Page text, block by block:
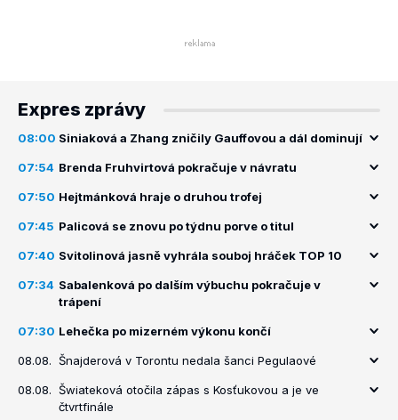
Expres zprávy
08:00 Siniaková a Zhang zničily Gauffovou a dál dominují
07:54 Brenda Fruhvirtová pokračuje v návratu
07:50 Hejtmánková hraje o druhou trofej
07:45 Palicová se znovu po týdnu porve o titul
07:40 Svitolinová jasně vyhrála souboj hráček TOP 10
07:34 Sabalenková po dalším výbuchu pokračuje v
trápení
07:30 Lehečka po mizerném výkonu končí
08.08. Šnajderová v Torontu nedala šanci Pegulaové
08.08. Šwiateková otočila zápas s Kosťukovou a je ve
čtvrtfinále